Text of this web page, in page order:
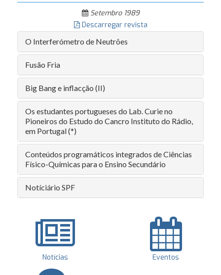
Setembro 1989
Descarregar revista
O Interferómetro de Neutrões
Fusão Fria
Big Bang e inflacção (II)
Os estudantes portugueses do Lab. Curie no
Pioneiros do Estudo do Cancro Instituto do Rádio,
em Portugal (*)
Conteúdos programáticos integrados de Ciências
Físico-Químicas para o Ensino Secundário
Notíciário SPF
Notícias Eventos